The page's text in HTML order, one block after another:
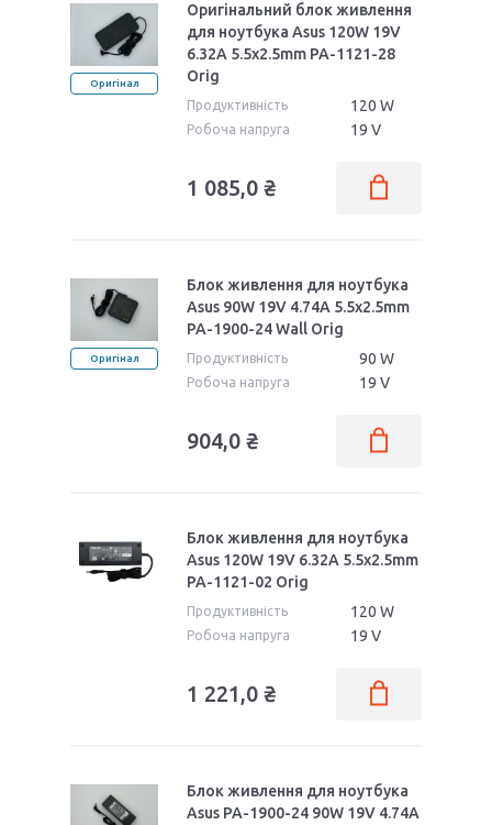
Оригінал
Оригінальний блок живлення
для ноутбука Asus 120W 19V
6.32A 5.5x2.5mm PA-1121-28
Orig
Продуктивність 120 W
Робоча напруга 19 V
1 085,0 ₴
Оригінал
Блок живлення для ноутбука
Asus 90W 19V 4.74A 5.5x2.5mm
PA-1900-24 Wall Orig
Продуктивність 90 W
Робоча напруга 19 V
904,0 ₴
Блок живлення для ноутбука
Asus 120W 19V 6.32A 5.5x2.5mm
PA-1121-02 Orig
Продуктивність 120 W
Робоча напруга 19 V
1 221,0 ₴
Блок живлення для ноутбука
Asus PA-1900-24 90W 19V 4.74A